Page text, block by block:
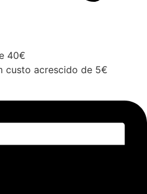
40€
custo acrescido de 5€